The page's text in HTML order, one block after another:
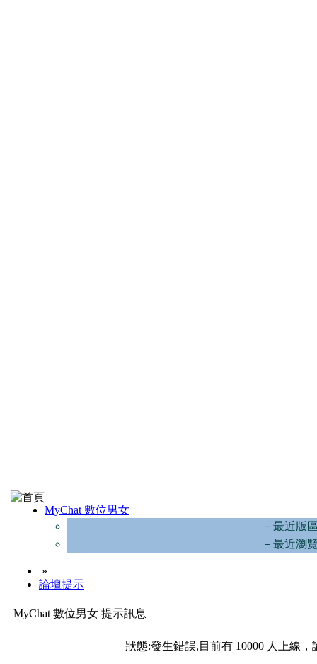
MyChat 數位男女
－最近版
－最近瀏
»
論壇提示
MyChat 數位男女 提示訊息
狀態:發生錯誤,目前有 10000 人上線